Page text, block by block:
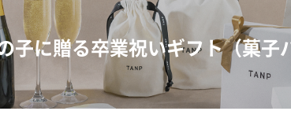
子に贈る卒業祝いギフト（菓子